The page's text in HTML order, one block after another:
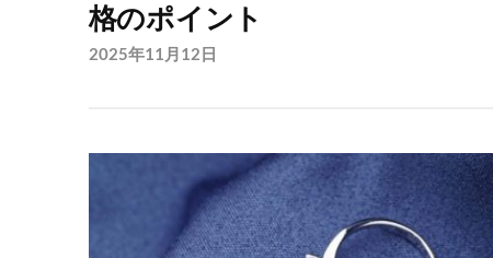
格のポイント
2025年11月12日